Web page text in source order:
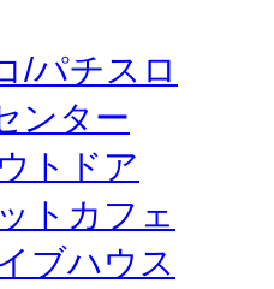
/パチスロ
ンター
トドア
トカフェ
ブハウス